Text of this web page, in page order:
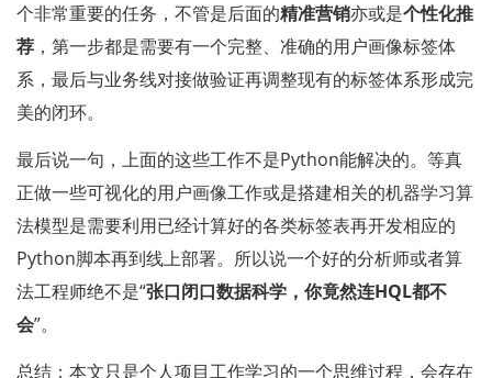
个非常重要的任务，不管是后面的精准营销亦或是个性化推
荐 ，第一步都是需要有一个完整、准确的用户画像标签体
系，最后与业务线对接做验证再调整现有的标签体系形成完
美的闭环。
最后说一句，上面的这些工作不是Python能解决的。等真
正做一些可视化的用户画像工作或是搭建相关的机器学习算
法模型是需要利用已经计算好的各类标签表再开发相应的
Python脚本再到线上部署。所以说一个好的分析师或者算
法工程师绝不是“张口闭口数据科学，你竟然连HQL都不
会”。
总结：本文只是个人项目工作学习的一个思维过程，会存在